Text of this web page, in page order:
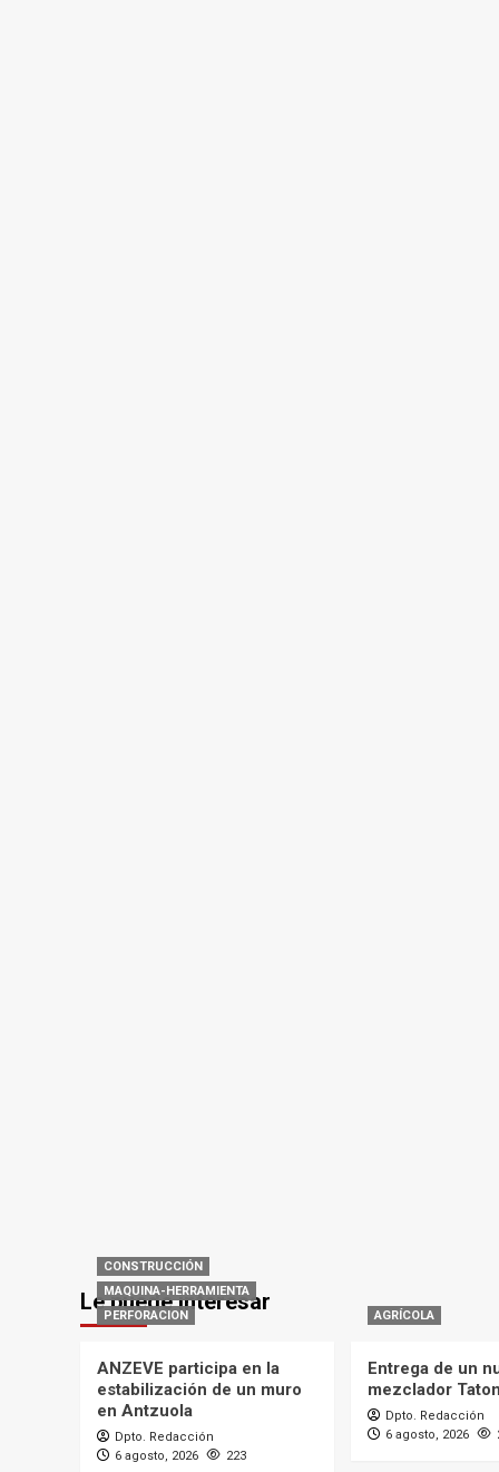
Le puede interesar
CONSTRUCCIÓN
MAQUINA-HERRAMIENTA
PERFORACION
ANZEVE participa en la
estabilización de un muro
en Antzuola
Dpto. Redacción
6 agosto, 2026
223
AGRÍCOLA
Entrega de un
mezclador
Dpto. Redacción
6 agosto, 2026